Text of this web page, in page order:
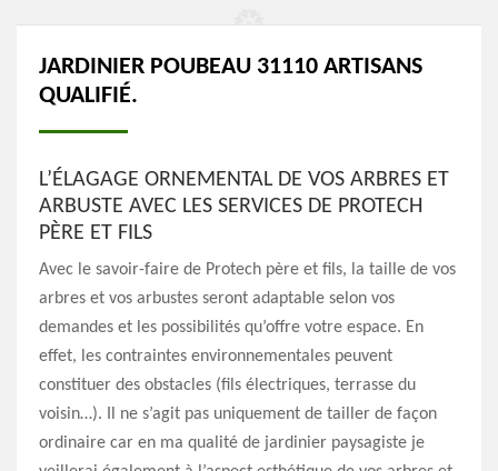
JARDINIER POUBEAU 31110 ARTISANS
QUALIFIÉ.
L’ÉLAGAGE ORNEMENTAL DE VOS ARBRES ET
ARBUSTE AVEC LES SERVICES DE PROTECH
PÈRE ET FILS
Avec le savoir-faire de Protech père et fils, la taille de vos
arbres et vos arbustes seront adaptable selon vos
demandes et les possibilités qu’offre votre espace. En
effet, les contraintes environnementales peuvent
constituer des obstacles (fils électriques, terrasse du
voisin…). Il ne s’agit pas uniquement de tailler de façon
ordinaire car en ma qualité de jardinier paysagiste je